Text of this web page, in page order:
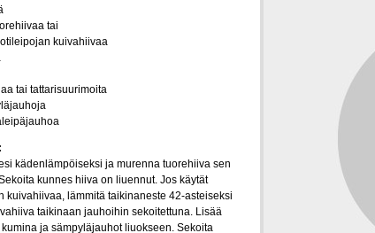
tai
kuivahiivaa
tai tattarisuurimoita
kädenlämpöiseksi ja murenna tuorehiiva sen
kunnes hiiva on liuennut. Jos käytät
kuivahiivaa, lämmitä taikinaneste 42-asteiseksi
taikinaan jauhoihin sekoitettuna. Lisää
ja sämpyläjauhot liuokseen. Sekoita